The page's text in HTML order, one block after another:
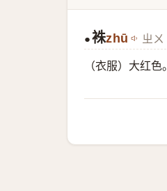
● 袾zhū ㄓㄨ
（衣服）大红色。